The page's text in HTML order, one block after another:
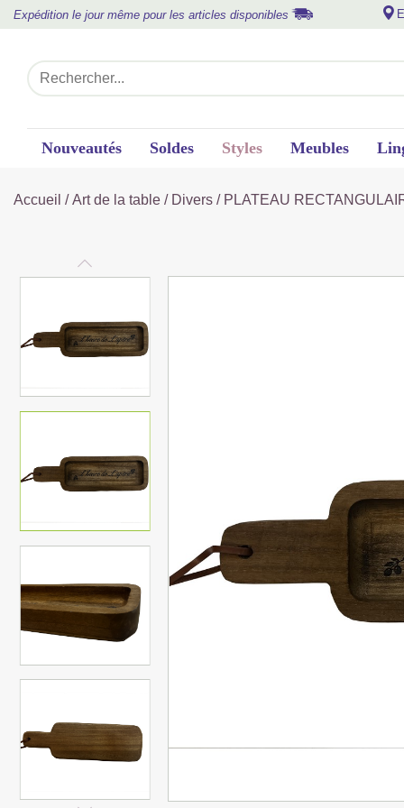
Expédition le jour même pour les articles disponibles
Nouveautés Soldes Styles Meubles
Accueil /Art de la table / Divers / PLATEAU